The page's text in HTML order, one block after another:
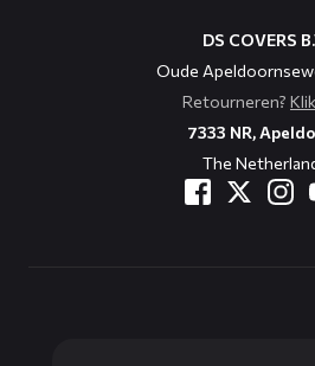
DS COVERS
Oude
Retourneren?
7333 NR,
The